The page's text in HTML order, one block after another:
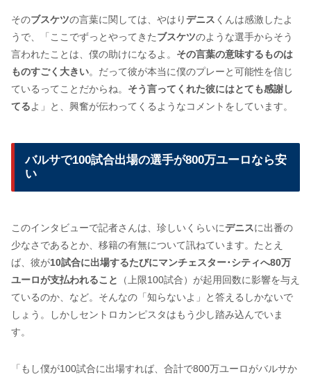
そのブスケツの言葉に関しては、やはりデニス くんは感激したよ
うで、「ここでずっとやってきたブスケツのような選手からそう
言われたことは、僕の助けになるよ。 その言葉の意味するものは
ものすごく大きい。だって彼が本当に僕のプレーと可能性を信じ
ているってことだからね。 そう言ってくれた彼にはとても感謝し
てるよ」と、興奮が伝わってくるようなコメントをしています。
バルサで100試合出場の選手が800万ユーロなら安
い
このインタビューで記者さんは、珍しいくらいにデニスに出番の
少なさであるとか、移籍の有無について訊ねています。たとえ
ば、彼が10試合に出場するたびにマンチェスター･シティへ80万
ユーロが支払われること
（上限100試合）が起用回数に影響を与え
ているのか、など。そんなの「知らないよ」と答えるしかないで
しょう。しかしセントロカンピスタはもう少し踏み込んでいま
す。
「もし僕が100試合に出場すれば、合計で800万ユーロがバルサか